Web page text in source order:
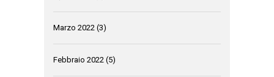
Marzo 2022 (3)
Febbraio 2022 (5)